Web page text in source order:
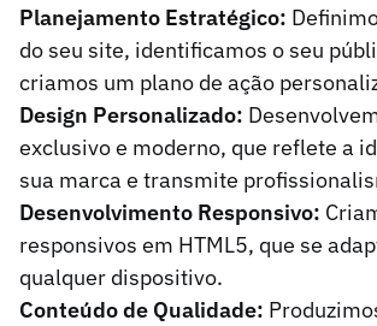
Planejamento Estratégico:
do seu site, identificamos o seu
criamos um plano de ação
Design Personalizado:
exclusivo e moderno, que reflete a
sua marca e transmite
Desenvolvimento Responsivo:
responsivos em HTML5, que se
qualquer dispositivo.
Conteúdo de Qualidade: